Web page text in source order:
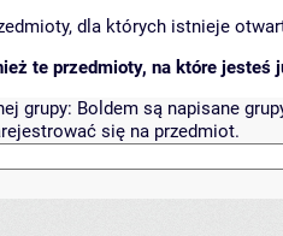
dla których istnieje
te przedmioty, na które jesteś
grupy: Boldem są napisane
się na przedmiot.